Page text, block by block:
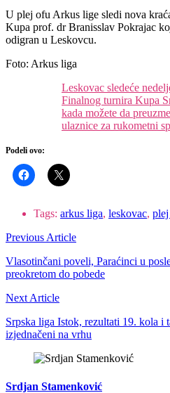
U plej ofu Arkus lige sledi nova
Kupa prof. dr Branisslav Pokrajac
odigran u Leskovcu.
Foto: Arkus liga
Leskovac sledeće
Finalnog turnira Kupa
kada možete da
ulaznice za rukometni
Podeli ovo:
Tags: arkus liga, leskovac,
Previous Article
Vlasotinčani poveli, Paraćinci u
preokretom do pobede
Next Article
Srpska liga Istok, rezultati 19. kola i
izjednačeni na vrhu
Srdjan Stamenković